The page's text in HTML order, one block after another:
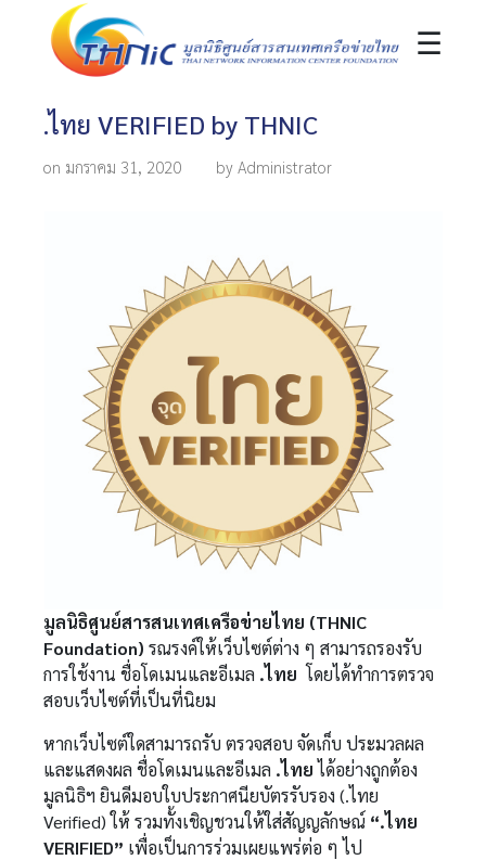
☰
.ไทย VERIFIED by THNIC
on มกราคม 31, 2020 by Administrator
มูลนิธิศูนย์สารสนเทศเครือข่ายไทย (THNIC
Foundation)รณรงค์ให้เว็บไซต์ต่าง ๆ สามารถรองรับ
การใช้งาน ชื่อโดเมนและอีเมล .ไทย โดยได้ทำการตรวจ
สอบเว็บไซต์ที่เป็นที่นิยม
หากเว็บไซต์ใดสามารถรับ ตรวจสอบ จัดเก็บ ประมวลผล
และแสดงผล ชื่อโดเมนและอีเมล .ไทยได้อย่างถูกต้อง
มูลนิธิฯ​ ยินดีมอบใบประกาศนียบัตรรับรอง (.ไทย
Verified) ให้ รวมทั้งเชิญชวนให้ใส่สัญญลักษณ์ “.ไทย
VERIFIED” เพื่อเป็นการร่วมเผยแพร่ต่อ ๆ ไป